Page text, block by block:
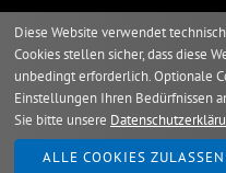
2026 ©
Diese Website verwendet
Cookies stellen sicher, dass diese
unbedingt erforderlich. Optionale
Einstellungen Ihren Bedürfnissen
Sie bitte unsere
ALLE COOKIES ZULASSEN